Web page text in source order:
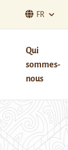
FR
Qui
sommes-
nous